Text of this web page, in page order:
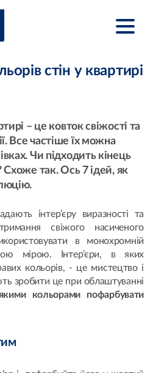
стін у квартирі
– це ковток свіжості та
Все частіше їх можна
Чи підходить кінець
Схоже так. Ось 7 ідей, як
інтер’єру виразності та
свіжого насиченого
в монохромній
мірою. Інтер’єри, в яких
кольорів, - це мистецтво і
зробити це при облаштуванні
кольорами пофарбувати